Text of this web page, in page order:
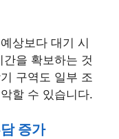
상보다 대기 시
을 확보하는 것
구역도 일부 조
할 수 있습니다.
증가